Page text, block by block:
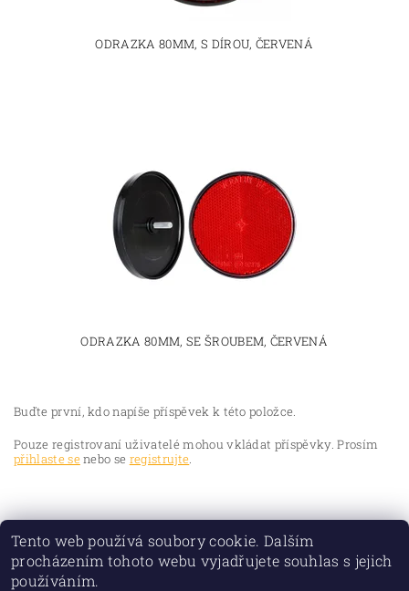
ODRAZKA 80MM, S DÍROU, ČERVENÁ
ODRAZKA 80MM, SE ŠROUBEM, ČERVENÁ
Buďte první, kdo napíše příspěvek k této položce.
Pouze registrovaní uživatelé mohou vkládat příspěvky. Prosím
přihlaste senebo se registrujte.
Tento web používá soubory cookie. Dalším
procházením tohoto webu vyjadřujete souhlas s jejich
používáním.